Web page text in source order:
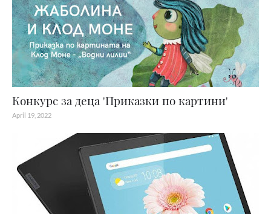
Конкурс за деца 'Приказки по картини'
April 19, 2022